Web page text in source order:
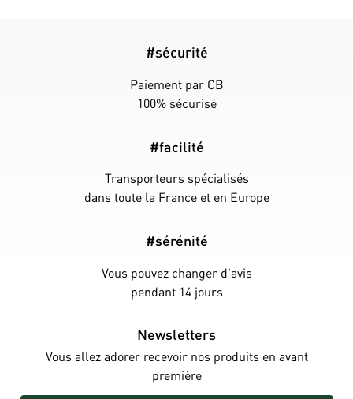
#sécurité
Paiement par CB
100% sécurisé
#facilité
Transporteurs spécialisés
dans toute la France et en Europe
#sérénité
Vous pouvez changer d'avis
pendant 14 jours
Newsletters
Vous allez adorer recevoir nos produits en avant
première